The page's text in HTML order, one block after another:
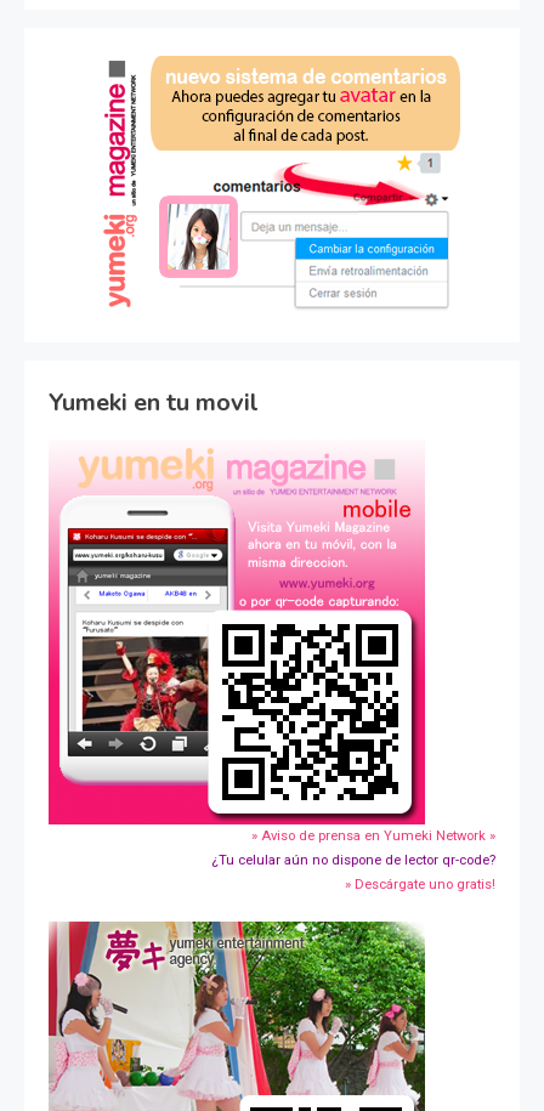
Yumeki en tu movil
» Aviso de prensa en Yumeki Network »
¿Tu celular aún no dispone de lector qr-code?
» Descárgate uno gratis!